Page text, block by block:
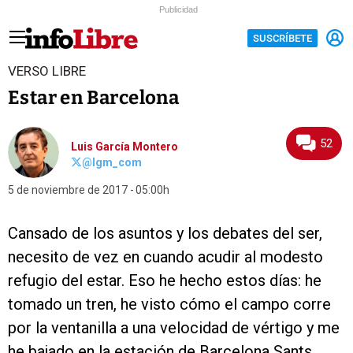
Publicidad
SUSCRÍBETE
VERSO LIBRE
Estar en Barcelona
Luis García Montero
@lgm_com
5 de noviembre de 2017 05:00h
52
Cansado de los asuntos y los debates del ser,
necesito de vez en cuando acudir al modesto
refugio del estar. Eso he hecho estos días: he
tomado un tren, he visto cómo el campo corre
por la ventanilla a una velocidad de vértigo y me